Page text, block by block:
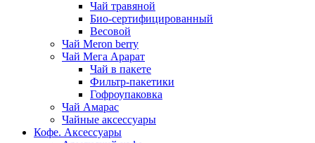
Чай травяной
Био-сертифицированный
Весовой
Чай Meron berry
Чай Мега Арарат
Чай в пакете
Фильтр-пакетики
Гофроупаковка
Чай Амарас
Чайные аксессуары
Кофе. Аксессуары